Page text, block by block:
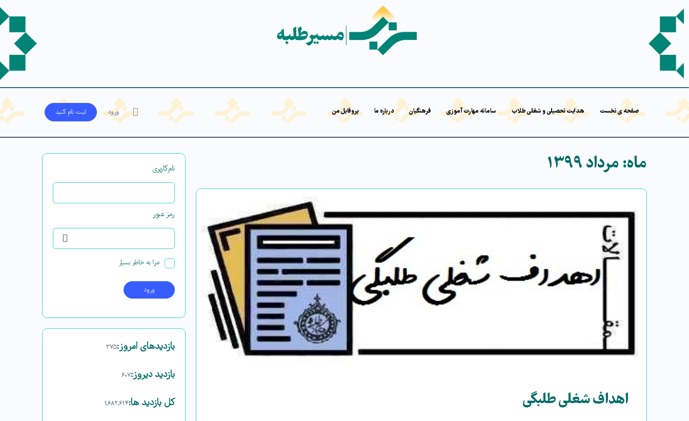
صفحه ی نخست هدایت تحصیلی و شغلی طلاب سامانه مهارت آموزی فرهنگیان درباره ما پروفایل من ورود ثبت‌ نام کنید
ماه: مرداد ۱۳۹۹
اهداف شغلی طلبگی
نام‌کاربری
رمز عبور
مرا به خاطر بسپار
بازدیدهای امروز:۳۷۵
بازدید دیروز:۶۰۷
کل بازدید ها:۱,۶۸۲,۶۱۴